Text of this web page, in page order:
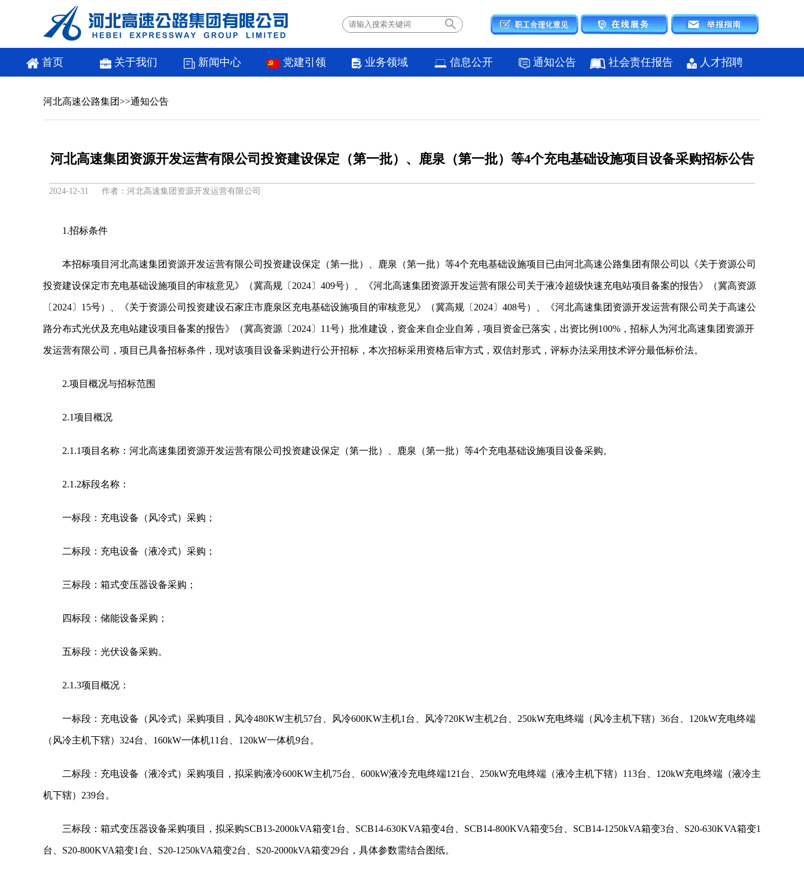
首页 关于我们 新闻中心 党建引领 业务领域 信息公开 通知公告 社会责任报告 人才招聘
河北高速公路集团>>通知公告
河北高速集团资源开发运营有限公司投资建设保定（第一批）、鹿泉（第一批）等4个充电基础设施项目设备采购招标公告
2024-12-31 作者：河北高速集团资源开发运营有限公司
1.招标条件
本招标项目河北高速集团资源开发运营有限公司投资建设保定（第一批）、鹿泉（第一批）等4个充电基础设施项目已由河北高速公路集团有限公司以《关于资源公司
投资建设保定市充电基础设施项目的审核意见》（冀高规〔2024〕409号）、《河北高速集团资源开发运营有限公司关于液冷超级快速充电站项目备案的报告》（冀高资源
〔2024〕15号）、《关于资源公司投资建设石家庄市鹿泉区充电基础设施项目的审核意见》（冀高规〔2024〕408号）、《河北高速集团资源开发运营有限公司关于高速公
路分布式光伏及充电站建设项目备案的报告》（冀高资源〔2024〕11号）批准建设，资金来自企业自筹，项目资金已落实，出资比例100%，招标人为河北高速集团资源开
发运营有限公司，项目已具备招标条件，现对该项目设备采购进行公开招标，本次招标采用资格后审方式，双信封形式，评标办法采用技术评分最低标价法。
2.项目概况与招标范围
2.1项目概况
2.1.1项目名称：河北高速集团资源开发运营有限公司投资建设保定（第一批）、鹿泉（第一批）等4个充电基础设施项目设备采购。
2.1.2标段名称：
一标段：充电设备（风冷式）采购；
二标段：充电设备（液冷式）采购；
三标段：箱式变压器设备采购；
四标段：储能设备采购；
五标段：光伏设备采购。
2.1.3项目概况：
一标段：充电设备（风冷式）采购项目，风冷480KW主机57台、风冷600KW主机1台、风冷720KW主机2台、250kW充电终端（风冷主机下辖）36台、120kW充电终端
（风冷主机下辖）324台、160kW一体机11台、120kW一体机9台。
二标段：充电设备（液冷式）采购项目，拟采购液冷600KW主机75台、600kW液冷充电终端121台、250kW充电终端（液冷主机下辖）113台、120kW充电终端（液冷主
机下辖）239台。
三标段：箱式变压器设备采购项目，拟采购SCB13-2000kVA箱变1台、SCB14-630KVA箱变4台、SCB14-800KVA箱变5台、SCB14-1250kVA箱变3台、S20-630KVA箱变1
台、S20-800KVA箱变1台、S20-1250kVA箱变2台、S20-2000kVA箱变29台，具体参数需结合图纸。